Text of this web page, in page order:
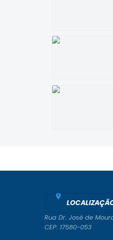
Rua Dr. José de
CEP: 17580-053